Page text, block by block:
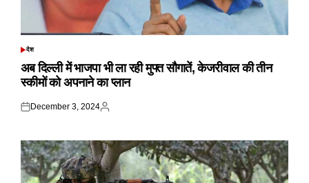
POSTED
देश
अब दिल्ली में भाजपा भी ला रही मुफ्त सौगातें, केजरीवाल की तीन
स्कीमों को अपनाने का प्लान
Posted
December 3, 2024
Posted